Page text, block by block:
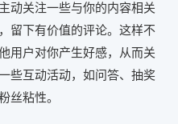
动关注一些与你的内容相关
留下有价值的评论。这样不
用户对你产生好感，从而关
些互动活动，如问答、抽奖
丝粘性。